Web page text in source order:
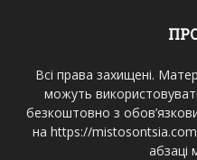
Всі права захищені.
можуть
безкоштовно з
на https://
абзаці